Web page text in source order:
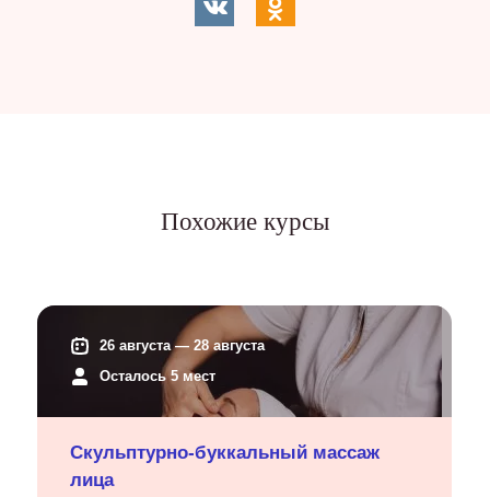
Похожие курсы
26 августа — 28 августа
Осталось 5 мест
Скульптурно-буккальный массаж
лица